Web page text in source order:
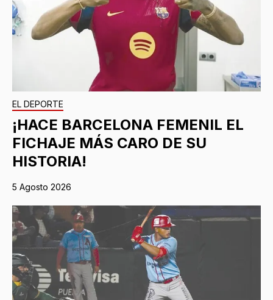
EL DEPORTE
¡HACE BARCELONA FEMENIL EL
FICHAJE MÁS CARO DE SU
HISTORIA!
5 Agosto 2026